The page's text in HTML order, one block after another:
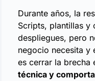
Durante años, la
Scripts, plantillas y
despliegues, pero
negocio necesita y
es cerrar la brecha
técnica y